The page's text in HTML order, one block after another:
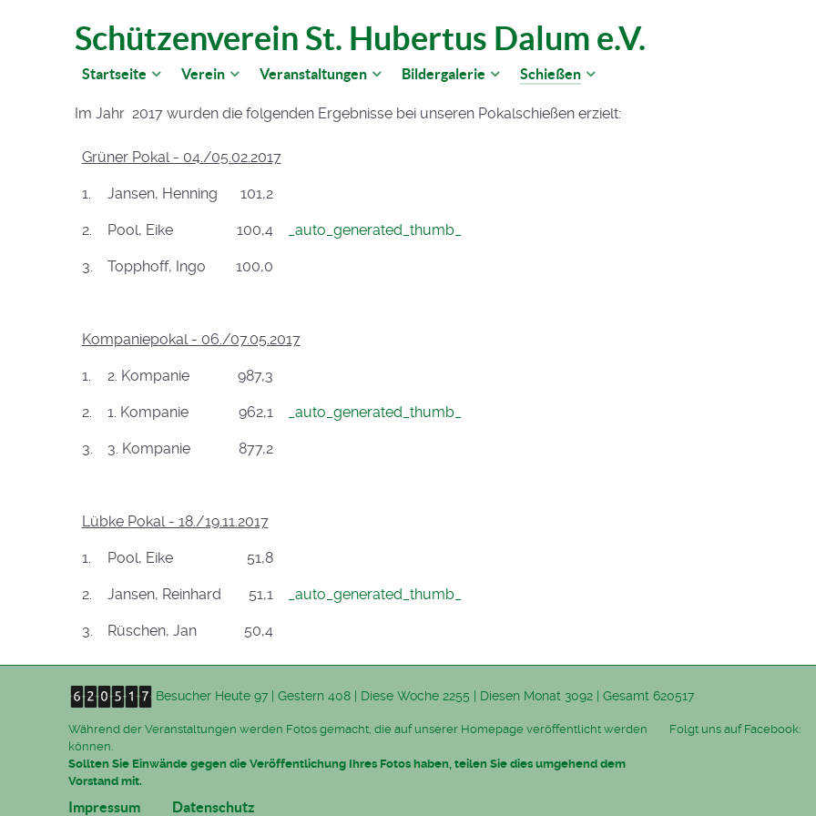
Schützenverein St. Hubertus Dalum e.V.
Startseite Verein Veranstaltungen Bildergalerie Schießen
Im Jahr 2017 wurden die folgenden Ergebnisse bei unseren Pokalschießen erzielt:
Grüner Pokal - 04./05.02.2017
1. Jansen, Henning 101,2
_auto_generated_thumb_
2. Pool, Eike 100,4
3. Topphoff, Ingo 100,0
Kompaniepokal - 06./07.05.2017
1. 2. Kompanie 987,3
_auto_generated_thumb_
2. 1. Kompanie 962,1
3. 3. Kompanie 877,2
Lübke Pokal - 18./19.11.2017
1. Pool, Eike 51,8
_auto_generated_thumb_
2. Jansen, Reinhard 51,1
3. Rüschen, Jan 50,4
Besucher Heute 97 | Gestern 408 | Diese Woche 2255 | Diesen Monat 3092 | Gesamt 620517
Während der Veranstaltungen werden Fotos gemacht, die auf unserer Homepage veröffentlicht werden
können.
Sollten Sie Einwände gegen die Veröffentlichung Ihres Fotos haben, teilen Sie dies umgehend dem
Vorstand mit.
Folgt uns auf Facebook:
Impressum Datenschutz